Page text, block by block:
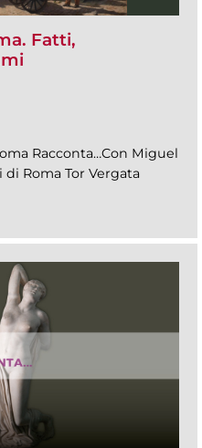
Fatti,
Racconta…Con Miguel
Roma Tor Vergata